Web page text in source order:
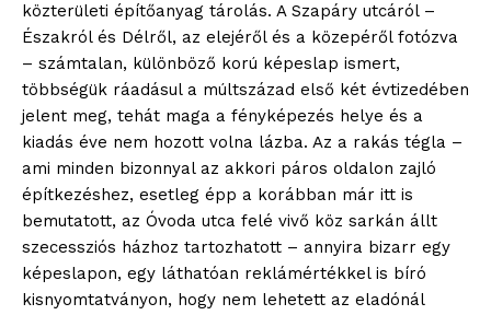
közterületi építőanyag tárolás. A Szapáry utcáról –
Északról és Délről, az elejéről és a közepéről fotózva
– számtalan, különböző korú képeslap ismert,
többségük ráadásul a múltszázad első két évtizedében
jelent meg, tehát maga a fényképezés helye és a
kiadás éve nem hozott volna lázba. Az a rakás tégla –
ami minden bizonnyal az akkori páros oldalon zajló
építkezéshez, esetleg épp a korábban már itt is
bemutatott, az Óvoda utca felé vivő köz sarkán állt
szecessziós házhoz tartozhatott – annyira bizarr egy
képeslapon, egy láthatóan reklámértékkel is bíró
kisnyomtatványon, hogy nem lehetett az eladónál